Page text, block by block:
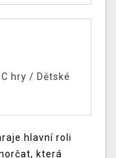
hry / Dětské
hlavní roli
která